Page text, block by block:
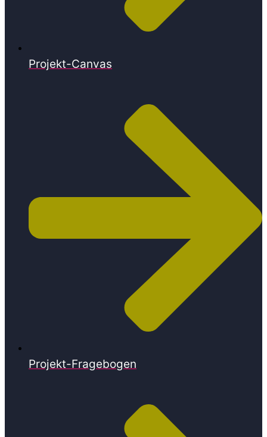
Projekt-Canvas
Projekt-Fragebogen​